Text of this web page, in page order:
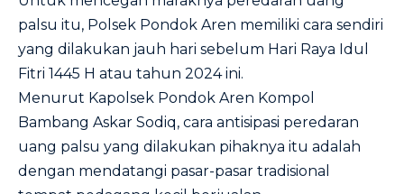
palsu itu, Polsek Pondok Aren memiliki cara sendiri
yang dilakukan jauh hari sebelum Hari Raya Idul
Fitri 1445 H atau tahun 2024 ini.
Menurut Kapolsek Pondok Aren Kompol
Bambang Askar Sodiq, cara antisipasi peredaran
uang palsu yang dilakukan pihaknya itu adalah
dengan mendatangi pasar-pasar tradisional